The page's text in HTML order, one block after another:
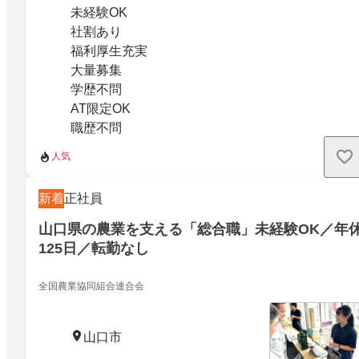
未経験OK
社割あり
福利厚生充実
大量募集
学歴不問
AT限定OK
職歴不問
人気
新着正社員
山口県の農業を支える「総合職」未経験OK／年
125日／転勤なし
全国農業協同組合連合会
山口市